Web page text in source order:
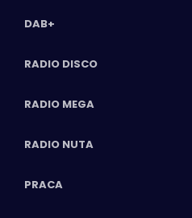
DAB+
RADIO DISCO
RADIO MEGA
RADIO NUTA
PRACA